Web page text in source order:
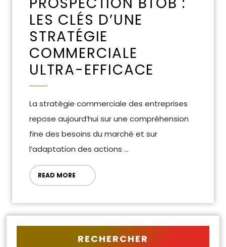
LES CLÉS D’UNE
STRATÉGIE
COMMERCIALE
ULTRA-EFFICACE
La stratégie commerciale des entreprises
repose aujourd’hui sur une compréhension
fine des besoins du marché et sur
l’adaptation des actions ...
READ MORE
RECHERCHER